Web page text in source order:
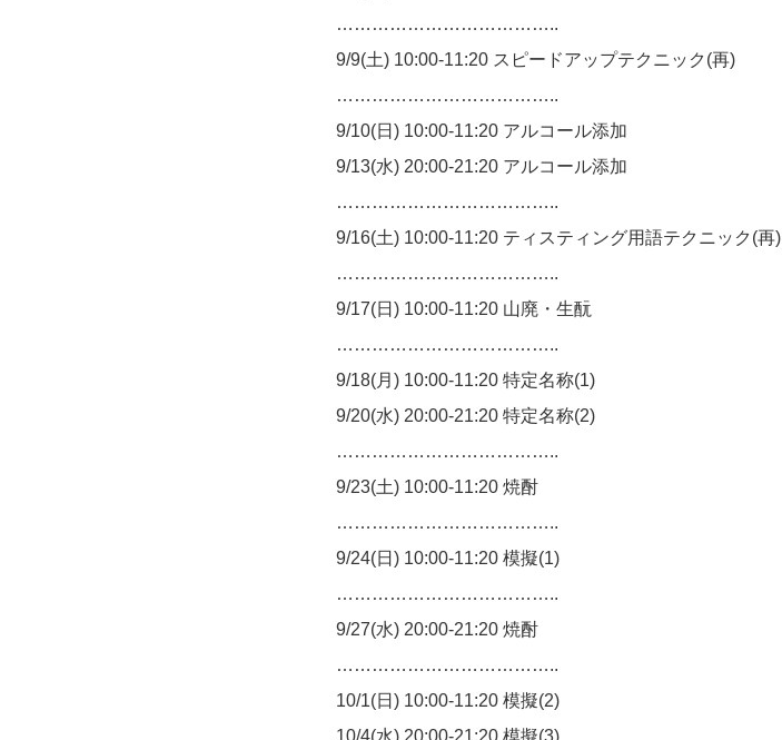
………………………………..
9/9(土) 10:00-11:20 スピードアップテクニック(再)
………………………………..
9/10(日) 10:00-11:20 アルコール添加
9/13(水) 20:00-21:20 アルコール添加
………………………………..
9/16(土) 10:00-11:20 ティスティング用語テクニック(再)
………………………………..
9/17(日) 10:00-11:20 山廃・生酛
………………………………..
9/18(月) 10:00-11:20 特定名称(1)
9/20(水) 20:00-21:20 特定名称(2)
………………………………..
9/23(土) 10:00-11:20 焼酎
………………………………..
9/24(日) 10:00-11:20 模擬(1)
………………………………..
9/27(水) 20:00-21:20 焼酎
………………………………..
10/1(日) 10:00-11:20 模擬(2)